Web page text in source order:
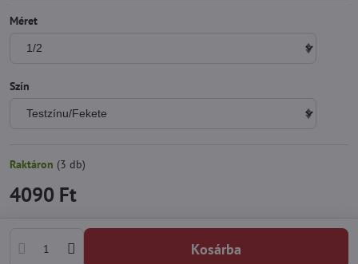
Méret
Szín
Raktáron (3 db)
4090 Ft
Kosárba